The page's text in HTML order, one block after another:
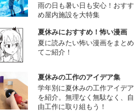
雨の日も暑い日も安心！おすす
め屋内施設を大特集
夏休みにおすすめ！怖い漫画
夏に読みたい怖い漫画をまとめ
てご紹介！
夏休みの工作のアイデア集
学年別に夏休みの工作アイデア
を紹介。無理なく無駄なく、自
由工作に取り組もう！